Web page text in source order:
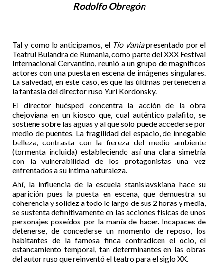
Rodolfo Obregón
Tal y como lo anticipamos, el Tío Vaniapresentado por el
Teatrul Bulandra de Rumania, como parte del XXX Festival
Internacional Cervantino, reunió a un grupo de magníficos
actores con una puesta en escena de imágenes singulares.
La salvedad, en este caso, es que las últimas pertenecen a
la fantasía del director ruso Yuri Kordonsky.
El director huésped concentra la acción de la obra
chejoviana en un kiosco que, cual auténtico palafito, se
sostiene sobre las aguas y al que sólo puede accederse por
medio de puentes. La fragilidad del espacio, de innegable
belleza, contrasta con la fiereza del medio ambiente
(tormenta incluida) estableciendo así una clara simetría
con la vulnerabilidad de los protagonistas una vez
enfrentados a su íntima naturaleza.
Ahí, la influencia de la escuela stanislavskiana hace su
aparición pues la puesta en escena, que demuestra su
coherencia y solidez a todo lo largo de sus 2 horas y media,
se sustenta definitivamente en las acciones físicas de unos
personajes poseídos por la manía de hacer. Incapaces de
detenerse, de concederse un momento de reposo, los
habitantes de la famosa finca contradicen el ocio, el
estancamiento temporal, tan determinantes en las obras
del autor ruso que reinventó el teatro para el siglo XX.